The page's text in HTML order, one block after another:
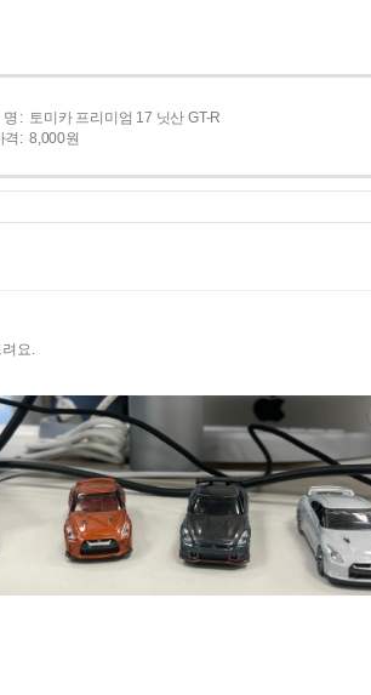
명: 토미카 프리미엄 17 닛산 GT-R
격: 8,000원
요.